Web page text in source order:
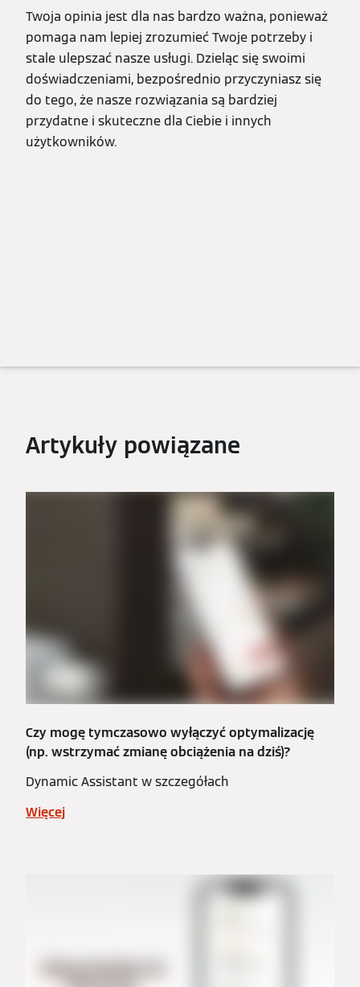
Twoja opinia jest dla nas bardzo ważna, ponieważ
pomaga nam lepiej zrozumieć Twoje potrzeby i
stale ulepszać nasze usługi. Dzieląc się swoimi
doświadczeniami, bezpośrednio przyczyniasz się
do tego, że nasze rozwiązania są bardziej
przydatne i skuteczne dla Ciebie i innych
użytkowników.
Artykuły powiązane
Czy mogę tymczasowo wyłączyć optymalizację
(np. wstrzymać zmianę obciążenia na dziś)?
Dynamic Assistant w szczegółach
Więcej